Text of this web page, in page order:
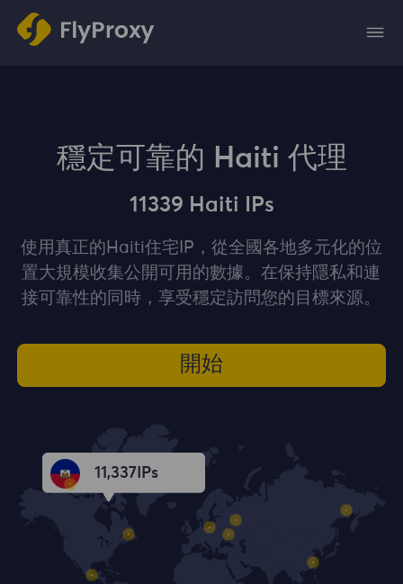
穩定可靠的 Haiti 代理
11339 Haiti IPs
使用真正的Haiti住宅IP，從全國各地多元化的位
置大規模收集公開可用的數據。在保持隱私和連
接可靠性的同時，享受穩定訪問您的目標來源。
開始
11,339 IPs